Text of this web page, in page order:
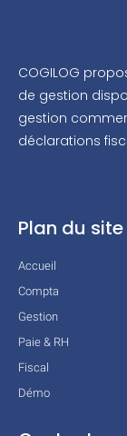
COGILOG
de gestion
gestion
déclarations
Plan du site
Accueil
Compta
Gestion
Paie & RH
Fiscal
Démo